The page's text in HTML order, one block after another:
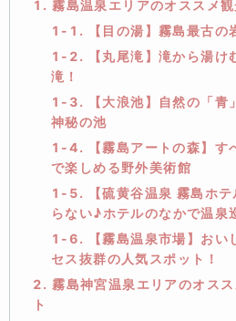
1. 霧島温泉エリアのオススメ
1-1. 【目の湯】霧島最古の
1-2. 【丸尾滝】滝から湯け
滝！
1-3. 【大浪池】自然の「青
神秘の池
1-4. 【霧島アートの森】す
で楽しめる野外美術館
1-5. 【硫黄谷温泉 霧島ホテ
らない♪ホテルのなかで温泉
1-6. 【霧島温泉市場】おい
セス抜群の人気スポット！
2. 霧島神宮温泉エリアのオス
ト